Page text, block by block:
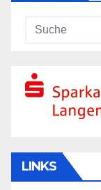
LINKS